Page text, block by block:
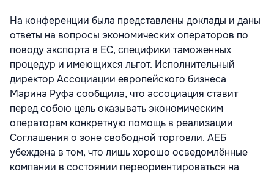
На конференции была представлены доклады ​​и даны
ответы на вопросы экономических операторов по
поводу экспорта в ЕС, специфики таможенных
процедур и имеющихся льгот. Исполнительный
директор Ассоциации европейского бизнеса
Марина Руфа сообщила, что ассоциация ставит
перед собою цель оказывать экономическим
операторам конкретную помощь в реализации
Соглашения о зоне свободной торговли. АЕБ
убеждена в том, что лишь хорошо осведомлённые
компании в состоянии переориентироваться на